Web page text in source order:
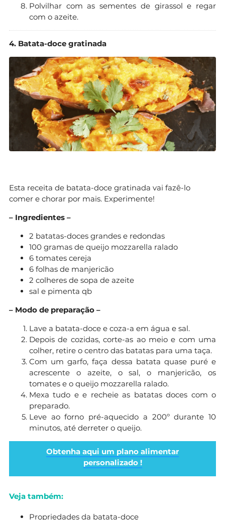
​Polvilhar com as sementes de girassol e regar
com o azeite.
4. Batata-doce gratinada
Esta receita de batata-doce gratinada vai fazê-lo
comer e chorar por mais. Experimente!
– Ingredientes –
2 batatas-doces grandes e redondas
100 gramas de queijo mozzarella ralado
6 tomates cereja
6 folhas de manjericão
2 colheres de sopa de azeite
sal e pimenta qb
– Modo de preparação –
Lave a batata-doce e coza-a em água e sal.
Depois de cozidas, corte-as ao meio e com uma
colher, retire o centro das batatas para uma taça.
Com um garfo, faça dessa batata quase puré e
acrescente o azeite, o sal, o manjericão, os
tomates e o queijo mozzarella ralado.
Mexa tudo e e recheie as batatas doces com o
preparado.
Leve ao forno pré-aquecido a 200º durante 10
minutos, até derreter o queijo.
Obtenha aqui um plano alimentar
personalizado !
Veja também:
Propriedades da batata-doce